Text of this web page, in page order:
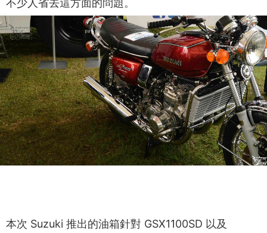
本次 Suzuki 推出的油箱針對 GSX1100SD 以及